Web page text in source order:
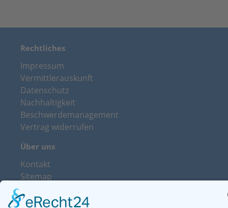
Rechtliches
Impressum
Vermittlerauskunft
Datenschutz
Nachhaltigkeit
Beschwerdemanagement
Vertrag widerrufen
Über uns
Kontakt
Sitemap